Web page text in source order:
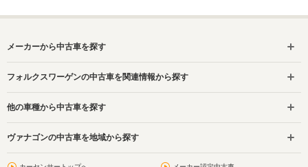
メーカーから中古車を探す
フォルクスワーゲンの中古車を関連情報から探す
他の車種から中古車を探す
ヴァナゴンの中古車を地域から探す